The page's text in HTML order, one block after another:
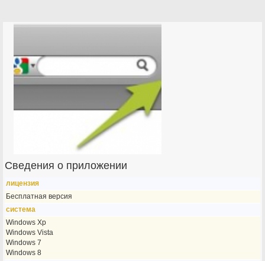
Сведения о приложении
лицензия
Бесплатная версия
система
Windows Xp
Windows Vista
Windows 7
Windows 8